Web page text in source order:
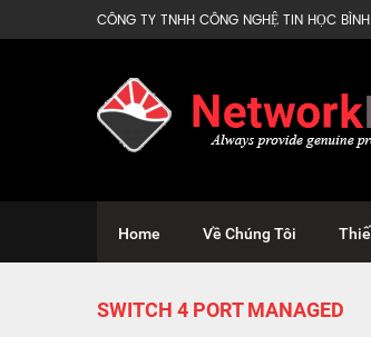
CÔNG TY TNHH CÔNG NGHỆ TIN HỌC
Home Về Chúng Tôi
SWITCH 4 PORT MANAGED